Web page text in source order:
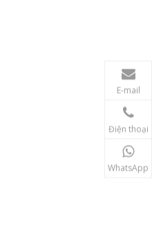
E-mail
Điện thoại
WhatsApp